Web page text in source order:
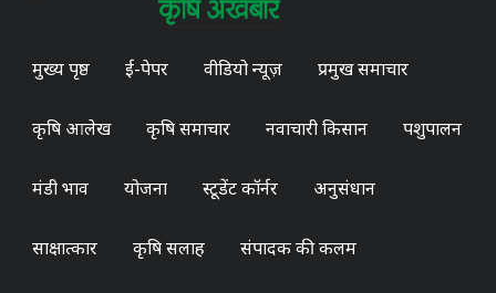
मुख्य पृष्ठ ई-पेपर वीडियो न्यूज़ प्रमुख समाचार
कृषि आलेख कृषि समाचार नवाचारी किसान पशुपालन
मंडी भाव योजना स्टूडेंट कॉर्नर अनुसंधान
साक्षात्कार कृषि सलाह संपादक की कलम